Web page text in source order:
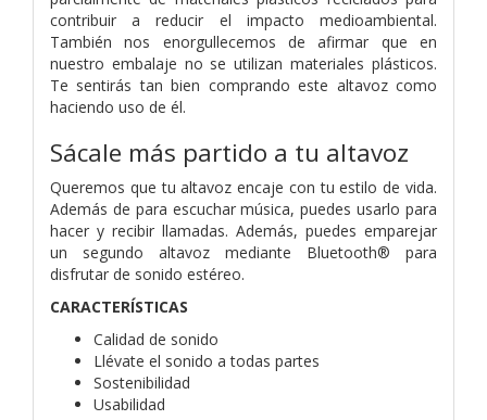
contribuir a reducir el impacto medioambiental.
También nos enorgullecemos de afirmar que en
nuestro embalaje no se utilizan materiales plásticos.
Te sentirás tan bien comprando este altavoz como
haciendo uso de él.
Sácale más partido a tu altavoz
Queremos que tu altavoz encaje con tu estilo de vida.
Además de para escuchar música, puedes usarlo para
hacer y recibir llamadas. Además, puedes emparejar
un segundo altavoz mediante Bluetooth® para
disfrutar de sonido estéreo.
CARACTERÍSTICAS
Calidad de sonido
Llévate el sonido a todas partes
Sostenibilidad
Usabilidad